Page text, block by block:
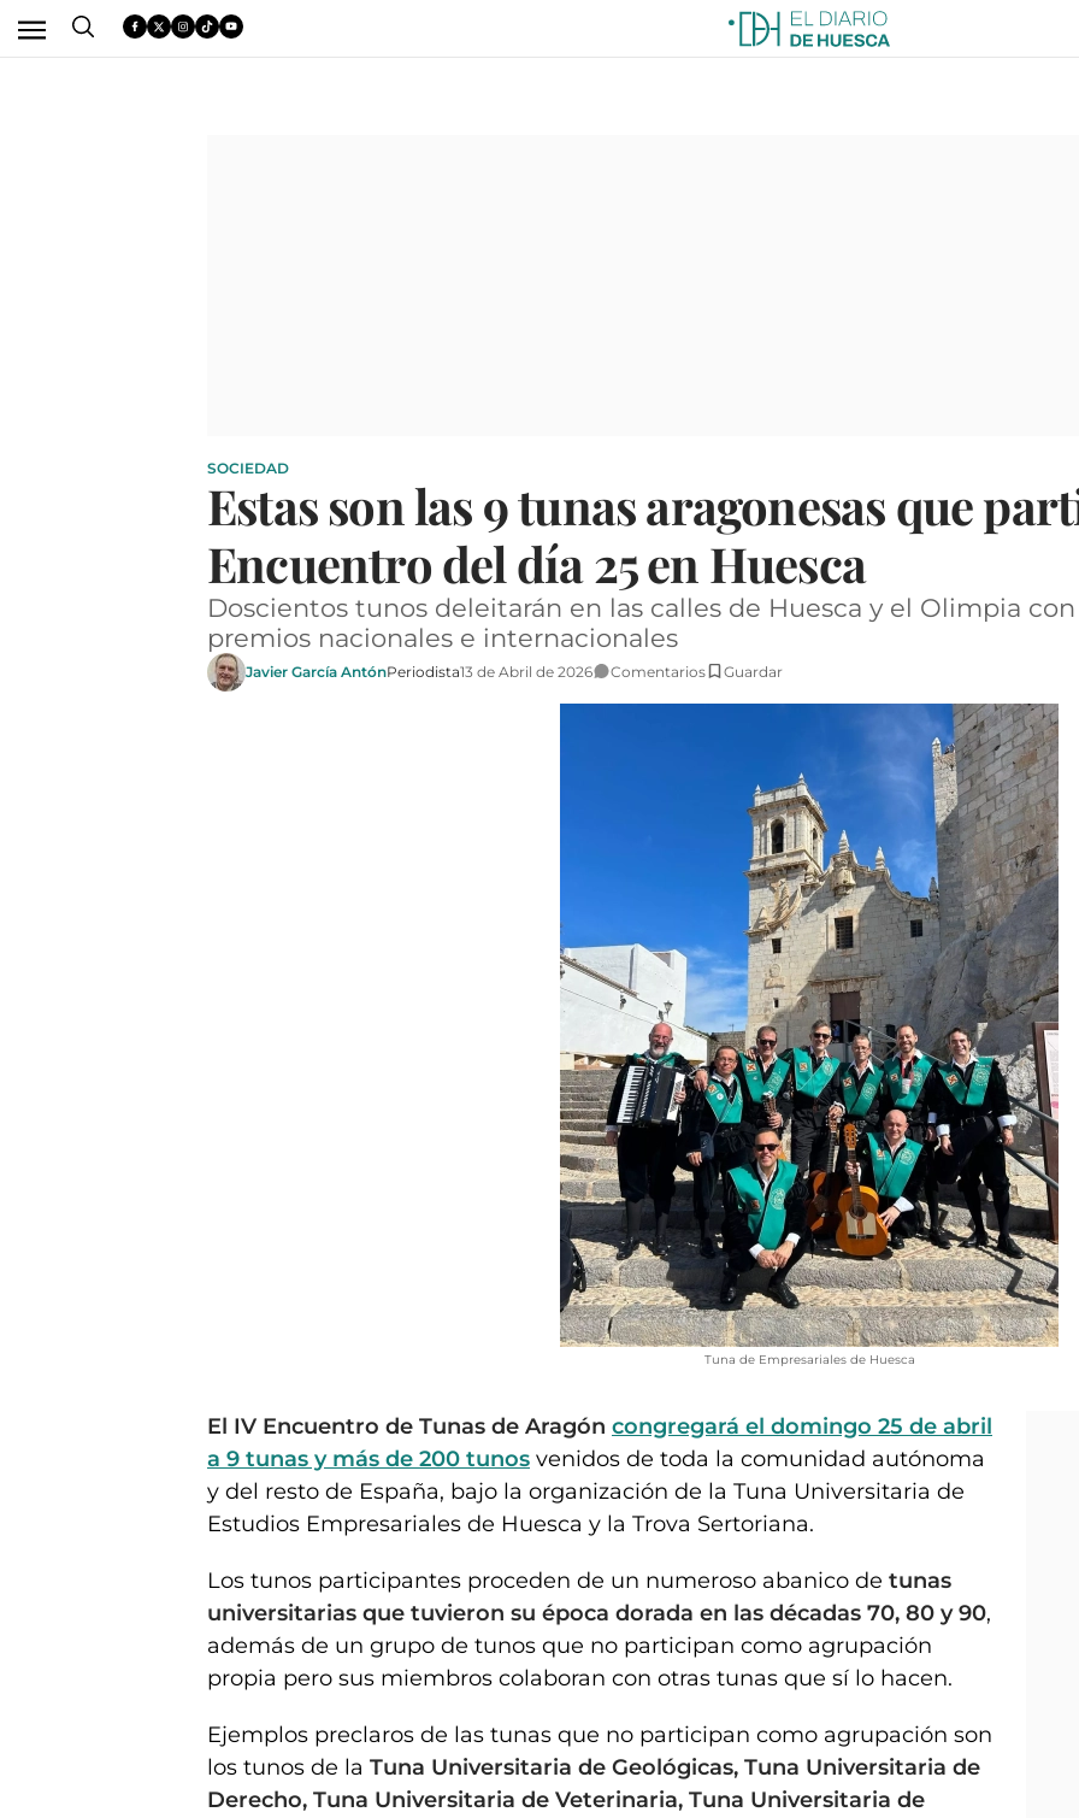
SOCIEDAD
Estas son las 9 tunas aragonesas que
Encuentro del día 25 en Huesca
Doscientos tunos deleitarán en las calles de Huesca y el Olimpia
premios nacionales e internacionales
Javier García AntónPeriodista13 de Abril de 2026 Comentarios Guardar
Tuna de Empresariales de Huesca
El IV Encuentro de Tunas de Aragón congregará el domingo 25 de abril
a 9 tunas y más de 200 tunos venidos de toda la comunidad autónoma
y del resto de España, bajo la organización de la Tuna Universitaria de
Estudios Empresariales de Huesca y la Trova Sertoriana.
Los tunos participantes proceden de un numeroso abanico de tunas
universitarias que tuvieron su época dorada en las décadas 70, 80 y 90,
además de un grupo de tunos que no participan como agrupación
propia pero sus miembros colaboran con otras tunas que sí lo hacen.
Ejemplos preclaros de las tunas que no participan como agrupación son
los tunos de la Tuna Universitaria de Geológicas, Tuna Universitaria de
Derecho, Tuna Universitaria de Veterinaria, Tuna Universitaria de